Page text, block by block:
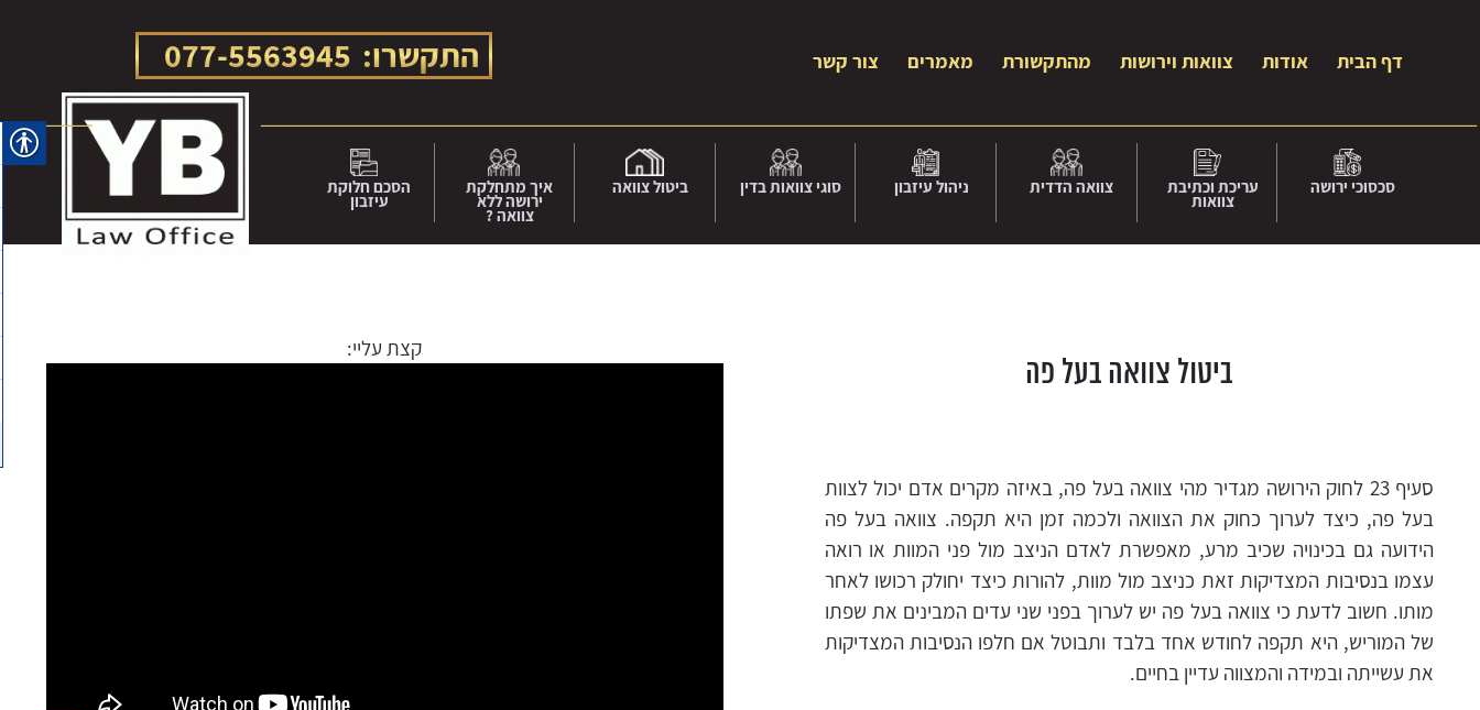
דף הבית אודות צוואות וירושות מהתקשורת מאמרים צור קשר התקשרו: 077-5563945
סכסוכי ירושה עריכת וכתיבת
צוואות
צוואה הדדית ניהול עיזבון סוגי צוואות בדין ביטול צוואה איך מתחלקת
ירושה ללא
צוואה ?
הסכם חלוקת
עיזבון
ביטול צוואה בעל פה
סעיף 23 לחוק הירושה מגדיר מהי צוואה בעל פה, באיזה מקרים אדם יכול לצוות
בעל פה, כיצד לערוך כחוק את הצוואה ולכמה זמן היא תקפה. צוואה בעל פה
הידועה גם בכינויה שכיב מרע, מאפשרת לאדם הניצב מול פני המוות או רואה
עצמו בנסיבות המצדיקות זאת כניצב מול מוות, להורות כיצד יחולק רכושו לאחר
מותו. חשוב לדעת כי צוואה בעל פה יש לערוך בפני שני עדים המבינים את שפתו
של המוריש, היא תקפה לחודש אחד בלבד ותבוטל אם חלפו הנסיבות המצדיקות
את עשייתה ובמידה והמצווה עדיין בחיים.
קצת עליי: